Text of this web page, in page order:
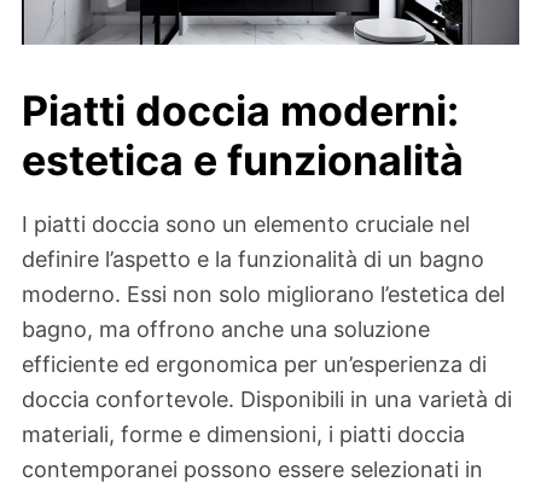
Piatti doccia moderni:
estetica e funzionalità
I piatti doccia sono un elemento cruciale nel
definire l’aspetto e la funzionalità di un bagno
moderno. Essi non solo migliorano l’estetica del
bagno, ma offrono anche una soluzione
efficiente ed ergonomica per un’esperienza di
doccia confortevole. Disponibili in una varietà di
materiali, forme e dimensioni, i piatti doccia
contemporanei possono essere selezionati in